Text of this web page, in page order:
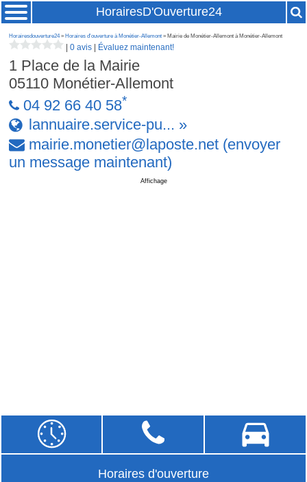
HorairesD'Ouverture24
Horairesdouverture24» Horaires d'ouverture à Monétier-Allemont » Mairie de Monétier-Allemont à Monétier-Allemont
|0 avis Évaluez maintenant!
1 Place de la Mairie
05110 Monétier-Allemont
04 92 66 40 58*
lannuaire.service-pu... »
mairie.monetier@laposte.net (envoyer
un message maintenant)
Affichage
Horaires d'ouverture